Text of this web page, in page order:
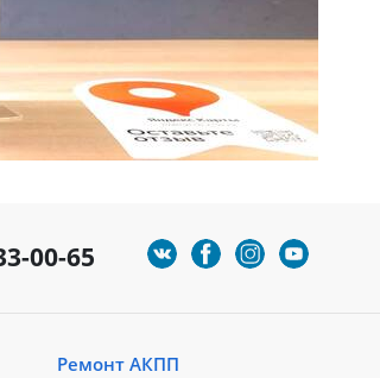
00-65
Ремонт АКПП